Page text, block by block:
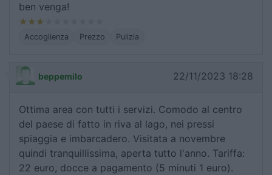
ben venga!
Accoglienza Prezzo Pulizia
beppemilo 22/11/2023 18:28
Ottima area con tutti i servizi. Comodo al centro
del paese di fatto in riva al lago, nei pressi
spiaggia e imbarcadero. Visitata a novembre
quindi tranquillissima, aperta tutto l'anno. Tariffa:
22 euro, docce a pagamento (5 minuti 1 euro).